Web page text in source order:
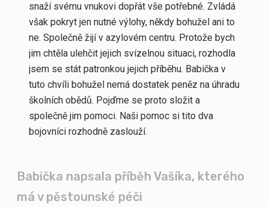
snaží svému vnukovi dopřát vše potřebné. Zvládá
však pokryt jen nutné výlohy, někdy bohužel ani to
ne. Společně žijí v azylovém centru. Protože bych
jim chtěla ulehčit jejich svízelnou situaci, rozhodla
jsem se stát patronkou jejich příběhu. Babička v
tuto chvíli bohužel nemá dostatek peněz na úhradu
školních obědů. Pojďme se proto složit a
společně jim pomoci. Naši pomoc si tito dva
bojovníci rozhodně zaslouží.
Babička napsala příběh Vašíka, kterého
má v pěstounské péči